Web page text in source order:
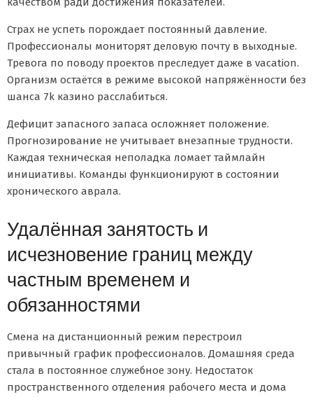
Страх не успеть порождает постоянный давление.
Профессионалы мониторят деловую почту в выходные.
Тревога по поводу проектов преследует даже в vacation.
Организм остаётся в режиме высокой напряжённости без
шанса 7k казино расслабиться.
Дефицит запасного запаса осложняет положение.
Прогнозирование не учитывает внезапные трудности.
Каждая техническая неполадка ломает таймлайн
инициативы. Команды функционируют в состоянии
хронического аврала.
Удалённая занятость и
исчезновение границ между
частным временем и
обязанностями
Смена на дистанционный режим перестроил
привычный график профессионалов. Домашняя среда
стала в постоянное служебное зону. Недостаток
пространственного отделения рабочего места и дома